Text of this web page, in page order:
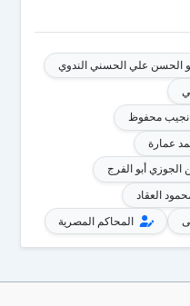
الحسن علي الحسني الندوي
نجيب محفوظ
عمارة
الجوزي أبو الفرج
العقاد
المحاكم المصرية